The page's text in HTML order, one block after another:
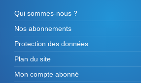
Qui sommes-nous ?
Nos abonnements
Protection des données
Plan du site
Mon compte abonné